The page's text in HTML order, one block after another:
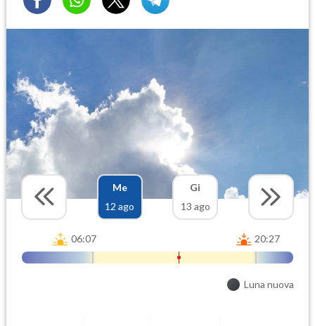
Me
12 ago
Gi
13 ago
06:07 20:27
Luna nuova